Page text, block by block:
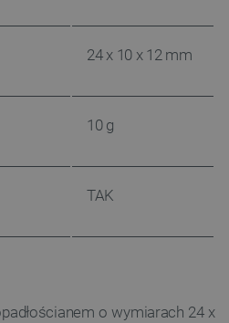
24 x 10 x 12 mm
10 g
TAK
o wymiarach 24 x